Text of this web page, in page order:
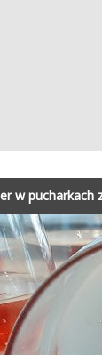
w pucharkach